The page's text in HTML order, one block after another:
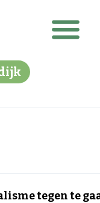
tegen te